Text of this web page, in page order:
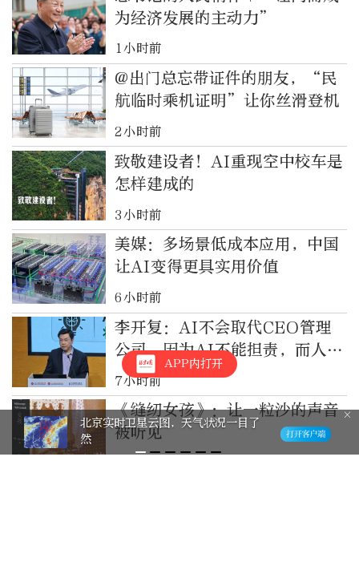
为经济发展的主动力”
1小时前
@出门总忘带证件的朋友，“民
航临时乘机证明”让你丝滑登机
2小时前
致敬建设者！AI重现空中校车是
怎样建成的
3小时前
美媒：多场景低成本应用，中国
让AI变得更具实用价值
6小时前
李开复：AI不会取代CEO管理
公司，因为AI不能担责，而人是
担责的
7小时前
《缝纫女孩》：让一粒沙的声音
被听见
APP内打开
北京实时卫星云图，天气状况一目了
然